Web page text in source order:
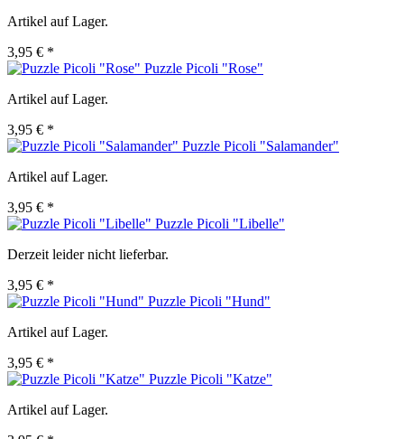
Artikel auf Lager.
3,95 € *
Puzzle Picoli "Rose"
Artikel auf Lager.
3,95 € *
Puzzle Picoli "Salamander"
Artikel auf Lager.
3,95 € *
Puzzle Picoli "Libelle"
Derzeit leider nicht lieferbar.
3,95 € *
Puzzle Picoli "Hund"
Artikel auf Lager.
3,95 € *
Puzzle Picoli "Katze"
Artikel auf Lager.